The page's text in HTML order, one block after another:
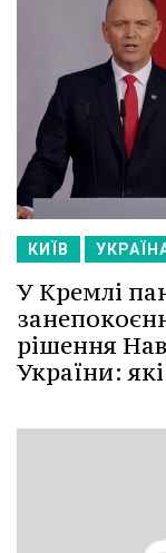
КИЇВ
У Кремлі
рішення
України: